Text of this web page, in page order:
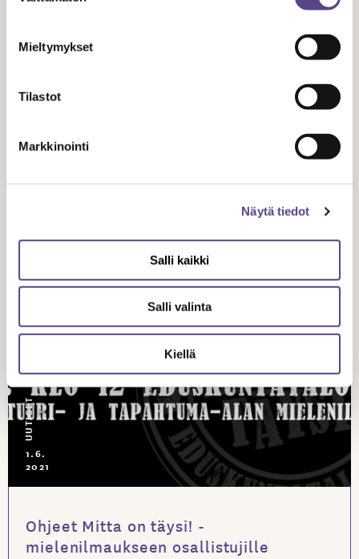
Mieltymykset
Tilastot
Markkinointi
Näytä tiedot
Salli kaikki
Salli valinta
Kiellä
UUTISET
Elokuva- ja tv-alan neuvottelut
edelleen katkolla – järjestäytynyt
UUTISET
1.6.
2021
Ohjeet Mitta on täysi! -
mielenilmaukseen osallistujille